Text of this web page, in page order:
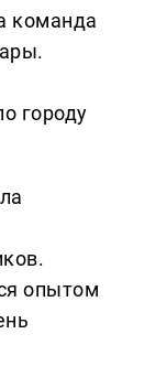
команда
городу
опытом